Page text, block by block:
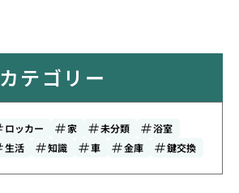
カテゴリー
ロッカー 家 未分類
浴室
生活
知識 車 金庫 鍵交換